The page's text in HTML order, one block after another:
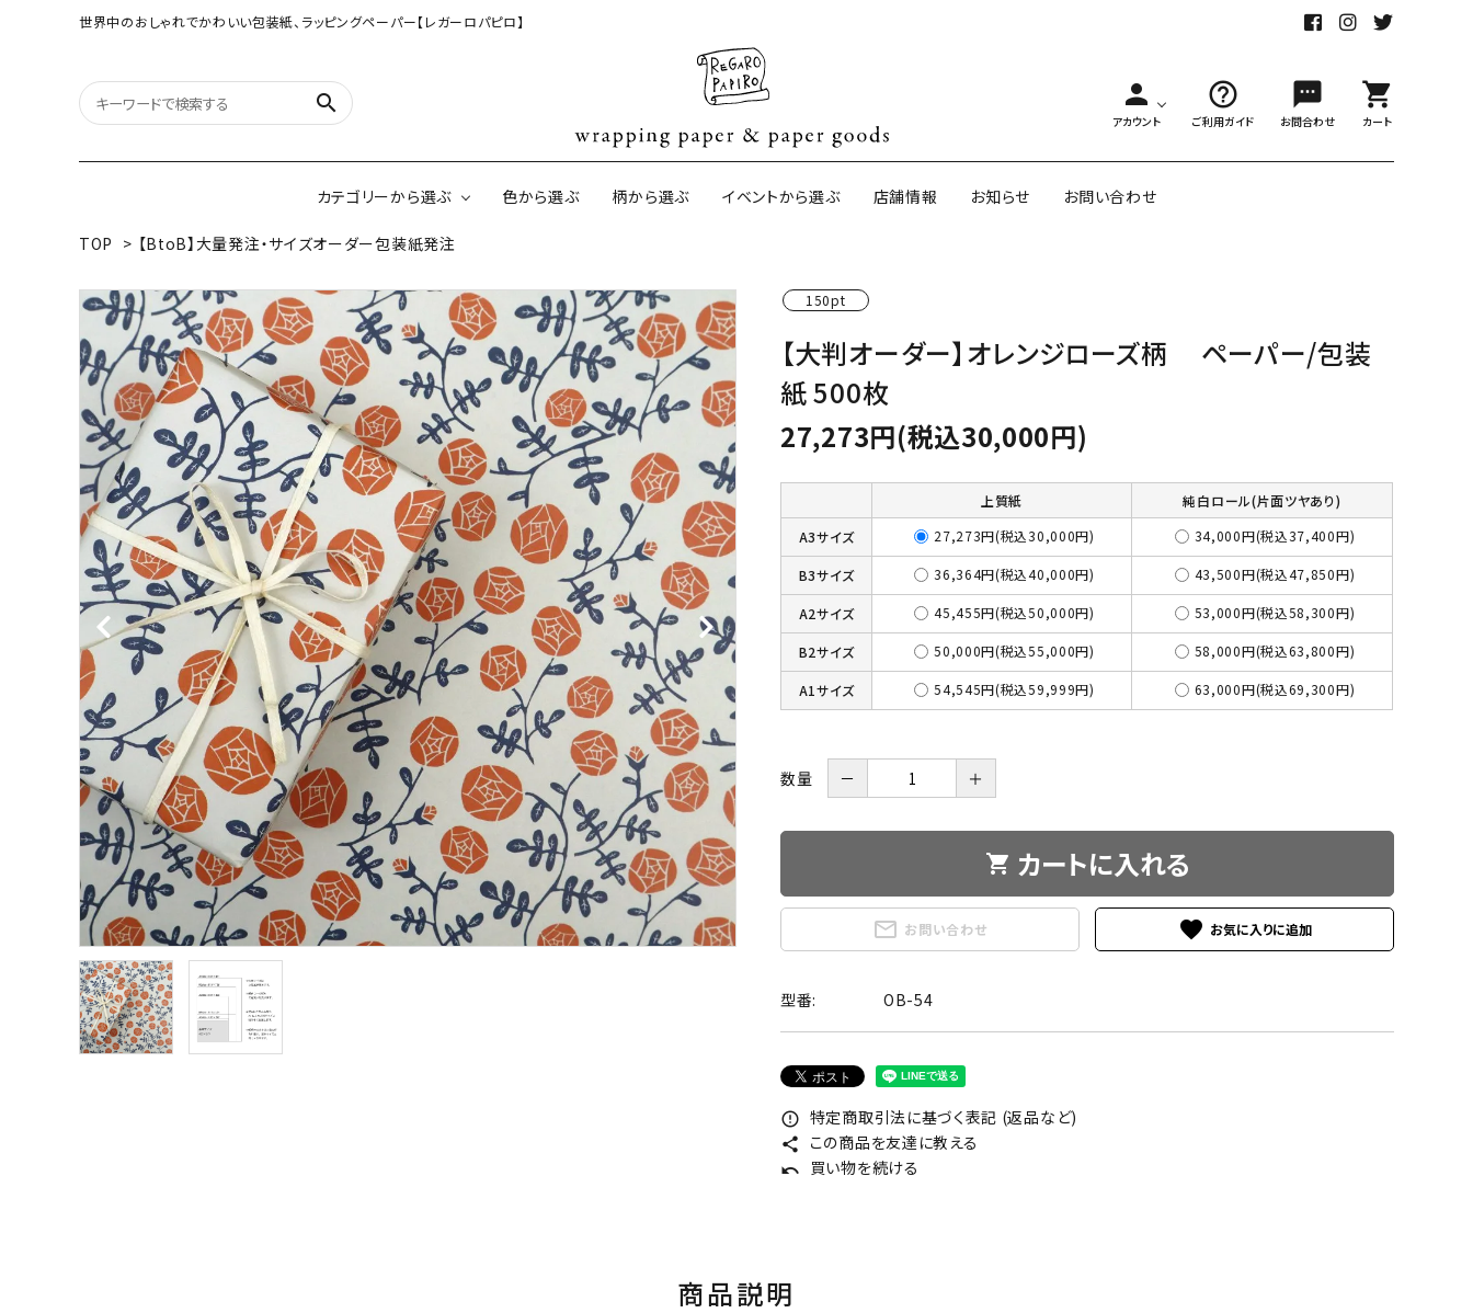
世界中のおしゃれでかわいい包装紙、ラッピングペーパー【レガーロパピロ】
search person
アカウント
help_outline
ご利用ガイド
sms
お問合わせ
shopping_cart
カート
カテゴリーから選ぶ
オリジナル包装紙
（A3相当サイズ）
【大判サイズ】オリジナル包装紙 和紙の包装紙(CAGWA paper)
サイズオーダー受注生産
ネパールの手漉き包装紙
インドのハンドプリントコットン
ペーパー
イギリスのモダン包装紙 イギリスの両面包装紙
ボタニカルダブルサイド包装紙 韓国のデザインペーパー 日本のペーパーブランド ラッピング用リボン・紐
色から選ぶ 柄から選ぶ イベントから選ぶ 店舗情報 お知らせ お問い合わせ
TOP > 【BtoB】大量発注・サイズオーダー包装紙発注
150pt
【大判オーダー】オレンジローズ柄 ペーパー/包装
紙 500枚
27,273円(税込30,000円)
上質紙
純白ロール(片面ツヤあり)
A3サイズ
27,273円(税込30,000円) 34,000円(税込37,400円)
B3サイズ 36,364円(税込40,000円) 43,500円(税込47,850円)
A2サイズ 45,455円(税込50,000円) 53,000円(税込58,300円)
B2サイズ 50,000円(税込55,000円) 58,000円(税込63,800円)
A1サイズ 54,545円(税込59,999円) 63,000円(税込69,300円)
数量 － ＋
shopping_cart カートに入れる
mail_outline お問い合わせ favorite
型番: OB-54
error_outline 特定商取引法に基づく表記 (返品など)
share この商品を友達に教える
undo 買い物を続ける
商品説明